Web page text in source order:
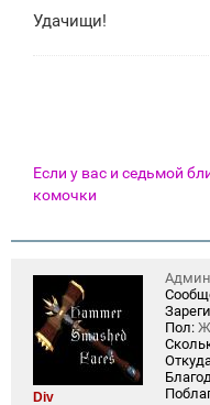
Удачищи!
Если у вас и седьмой
комочки
Div
Пол: